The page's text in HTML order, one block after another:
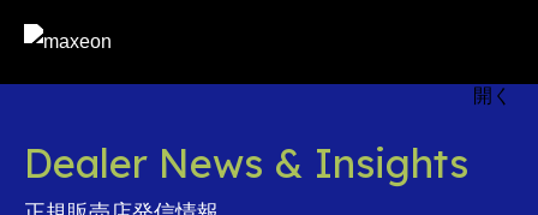
Dealer News & Insights